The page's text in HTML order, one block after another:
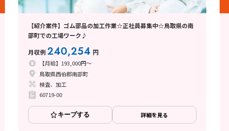
【紹介案件】ゴム部品の加工作業☆正社員募集中☆鳥取県の南
部町での工場ワーク♪
月収例240,254 円
【月給】193,000円～
鳥取県西伯郡南部町
検査、加工
60719-00
キープする 詳細を見る